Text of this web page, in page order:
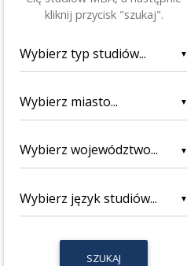
kliknij przycisk "szukaj".
▼
▼
▼
▼
SZUKAJ